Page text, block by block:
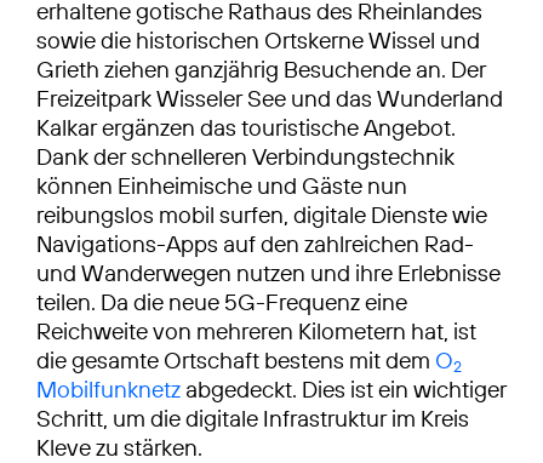
erhaltene gotische Rathaus des Rheinlandes
sowie die historischen Ortskerne Wissel und
Grieth ziehen ganzjährig Besuchende an. Der
Freizeitpark Wisseler See und das Wunderland
Kalkar ergänzen das touristische Angebot.
Dank der schnelleren Verbindungstechnik
können Einheimische und Gäste nun
reibungslos mobil surfen, digitale Dienste wie
Navigations-Apps auf den zahlreichen Rad-
und Wanderwegen nutzen und ihre Erlebnisse
teilen. Da die neue 5G-Frequenz eine
Reichweite von mehreren Kilometern hat, ist
die gesamte Ortschaft bestens mit dem O2
Mobilfunknetz abgedeckt. Dies ist ein wichtiger
Schritt, um die digitale Infrastruktur im Kreis
Kleve zu stärken.